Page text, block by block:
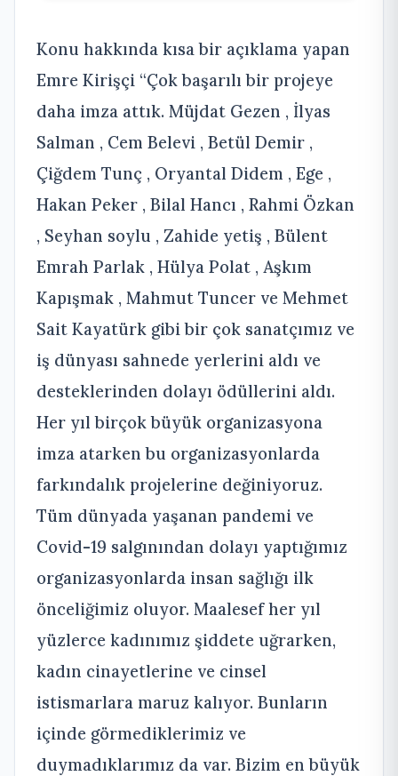
Konu hakkında kısa bir açıklama yapan
Emre Kirişçi “Çok başarılı bir projeye
daha imza attık. Müjdat Gezen , İlyas
Salman , Cem Belevi , Betül Demir ,
Çiğdem Tunç , Oryantal Didem , Ege ,
Hakan Peker , Bilal Hancı , Rahmi Özkan
, Seyhan soylu , Zahide yetiş , Bülent
Emrah Parlak , Hülya Polat , Aşkım
Kapışmak , Mahmut Tuncer ve Mehmet
Sait Kayatürk gibi bir çok sanatçımız ve
iş dünyası sahnede yerlerini aldı ve
desteklerinden dolayı ödüllerini aldı.
Her yıl birçok büyük organizasyona
imza atarken bu organizasyonlarda
farkındalık projelerine değiniyoruz.
Tüm dünyada yaşanan pandemi ve
Covid-19 salgınından dolayı yaptığımız
organizasyonlarda insan sağlığı ilk
önceliğimiz oluyor. Maalesef her yıl
yüzlerce kadınımız şiddete uğrarken,
kadın cinayetlerine ve cinsel
istismarlara maruz kalıyor. Bunların
içinde görmediklerimiz ve
duymadıklarımız da var. Bizim en büyük